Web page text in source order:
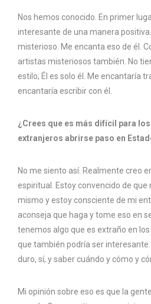
Nos hemos conocido. En primer
interesante de una manera
misterioso. Me encanta eso de él.
artistas misteriosos también. No
estilo; Él es solo él. Me encantaría
encantaría escribir con él.
¿Crees que es más difícil para
extranjeros abrirse paso en
No me siento así. Realmente creo
espiritual. Estoy convencido de
mismo y estoy consciente de mi
aconseja que haga y tome eso en
tenemos algo que es extraño en
que también podría ser
duro, sí, y saber cuándo y cómo y
Mi opinión sobre eso es que la